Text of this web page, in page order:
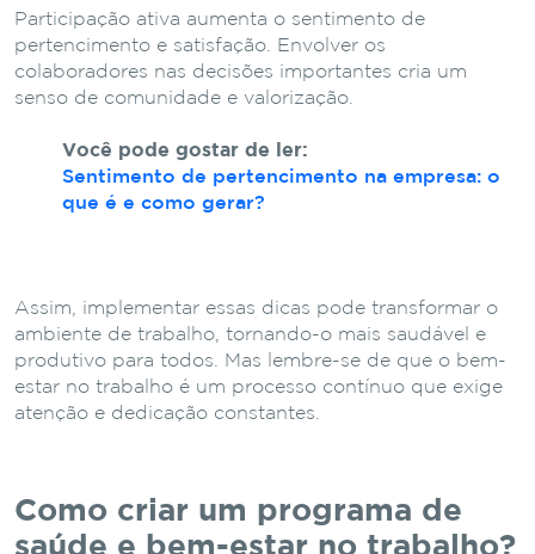
Participação ativa aumenta o sentimento de
pertencimento e satisfação. Envolver os
colaboradores nas decisões importantes cria um
senso de comunidade e valorização.
Você pode gostar de ler:
Sentimento de pertencimento na empresa: o
que é e como gerar?
Assim, implementar essas dicas pode transformar o
ambiente de trabalho, tornando-o mais saudável e
produtivo para todos. Mas lembre-se de que o bem-
estar no trabalho é um processo contínuo que exige
atenção e dedicação constantes.
Como criar um programa de
saúde e bem-estar no trabalho?